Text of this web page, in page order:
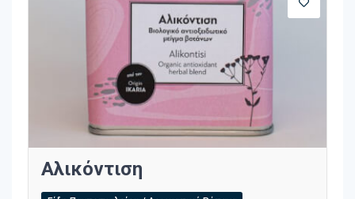
Αλικόντιση